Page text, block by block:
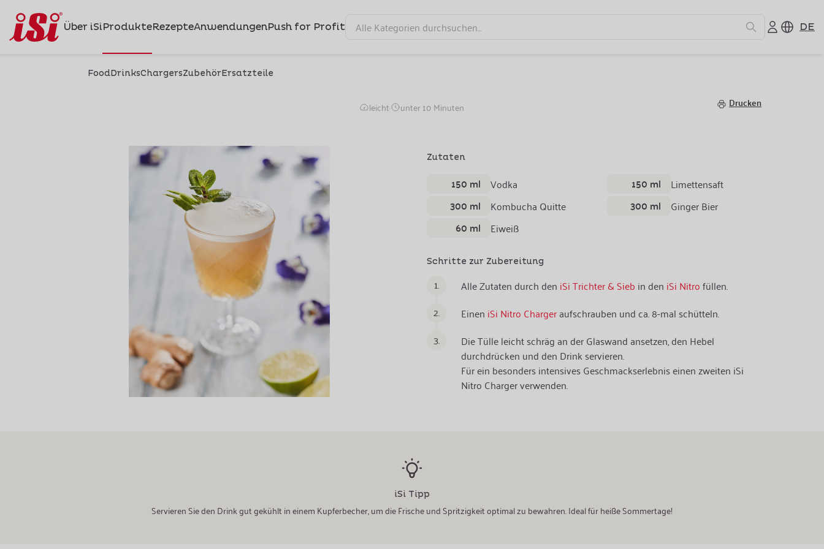
Über iSiProdukteRezepteAnwendungenPush for Profit DE
FoodDrinksChargersZubehörErsatzteile
leicht· unter 10 Minuten Drucken
Zutaten
150 ml Vodka
300 ml Kombucha Quitte
60 ml Eiweiß
150 ml Limettensaft
300 ml Ginger Bier
Schritte zur Zubereitung
1. Alle Zutaten durch den iSi Trichter & Sieb in den iSi Nitrofüllen.
2.
Einen iSi Nitro Chargeraufschrauben und ca. 8-mal schütteln.
3.
Die Tülle leicht schräg an der Glaswand ansetzen, den Hebel
durchdrücken und den Drink servieren.
Für ein besonders intensives Geschmackserlebnis einen zweiten iSi
Nitro Charger verwenden.
iSi Tipp
Servieren Sie den Drink gut gekühlt in einem Kupferbecher, um die Frische und Spritzigkeit optimal zu bewahren. Ideal für heiße Sommertage!